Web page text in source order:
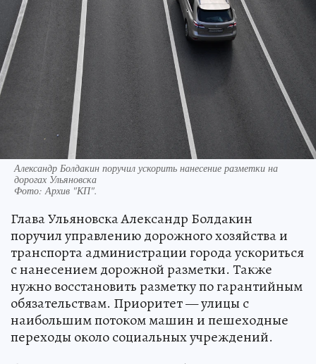
Александр Болдакин поручил ускорить нанесение разметки на
дорогах Ульяновска
Фото: Архив "КП".
Глава Ульяновска Александр Болдакин
поручил управлению дорожного хозяйства и
транспорта администрации города ускориться
с нанесением дорожной разметки. Также
нужно восстановить разметку по гарантийным
обязательствам. Приоритет — улицы с
наибольшим потоком машин и пешеходные
переходы около социальных учреждений.